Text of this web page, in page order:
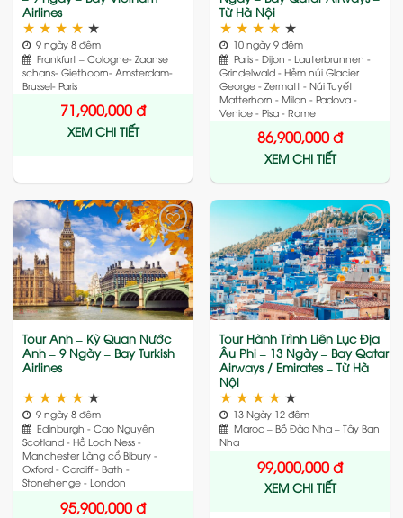
Airlines
★ ★ ★ ★ ★
9 ngày 8 đêm
Frankfurt – Cologne- Zaanse
schans- Giethoorn- Amsterdam-
Brussel- Paris
71,900,000đ
XEM CHI TIẾT
Từ Hà Nội
★ ★ ★ ★ ★
10 ngày 9 đêm
Paris - Dijon - Lauterbrunnen -
Grindelwald - Hẻm núi Glacier
George - Zermatt - Núi Tuyết
Matterhorn - Milan - Padova -
Venice - Pisa - Rome
86,900,000đ
XEM CHI TIẾT
Add
to
wishlist
Tour Anh – Kỳ Quan Nước
Anh – 9 Ngày – Bay Turkish
Airlines
★ ★ ★ ★ ★
9 ngày 8 đêm
Edinburgh - Cao Nguyên
Scotland - Hồ Loch Ness -
Manchester Làng cổ Bibury -
Oxford - Cardiff - Bath -
Stonehenge - London
95,900,000đ
Add
to
wishlist
Tour Hành Trình Liên Lục Địa
Âu Phi – 13 Ngày – Bay Qatar
Airways / Emirates – Từ Hà
Nội
★ ★ ★ ★ ★
13 Ngày 12 đêm
Maroc – Bồ Đào Nha – Tây Ban
Nha
99,000,000đ
XEM CHI TIẾT